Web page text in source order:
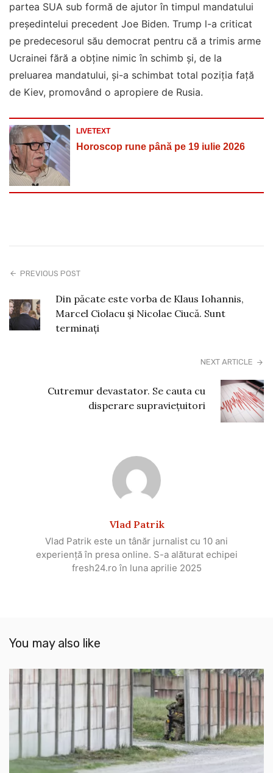
partea SUA sub formă de ajutor în timpul mandatului
preşedintelui precedent Joe Biden. Trump l-a criticat
pe predecesorul său democrat pentru că a trimis arme
Ucrainei fără a obţine nimic în schimb şi, de la
preluarea mandatului, şi-a schimbat total poziţia faţă
de Kiev, promovând o apropiere de Rusia.
LIVETEXT
Horoscop rune până pe 19 iulie 2026
PREVIOUS POST
Din păcate este vorba de Klaus Iohannis,
Marcel Ciolacu și Nicolae Ciucă. Sunt
terminați
NEXT ARTICLE
Cutremur devastator. Se cauta cu
disperare supraviețuitori
Vlad Patrik
Vlad Patrik este un tânăr jurnalist cu 10 ani
experiență în presa online. S-a alăturat echipei
fresh24.ro în luna aprilie 2025
You may also like